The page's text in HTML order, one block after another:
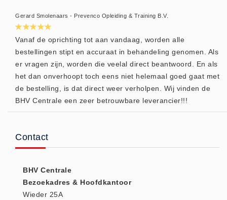
Huidverzorging (5)
Koud - Warm kompressen (3)
Overige (1)
Spieren en gewrichten (0)
Teken - Beten sets (5)
Vitamines en mineralen (0)
Eerste Hulp Paneel
Evacuatie
Evacuatie (19)
Noodverlichting (1)
Stoelen (5)
Gerard Smolenaars - Prevenco Opleiding & Training B.V.
Vanaf de oprichting tot aan vandaag, worden alle
bestellingen stipt en accuraat in behandeling genomen. Als
er vragen zijn, worden die veelal direct beantwoord. En als
het dan onverhoopt toch eens niet helemaal goed gaat met
de bestelling, is dat direct weer verholpen. Wij vinden de
BHV Centrale een zeer betrouwbare leverancier!!!
Contact
BHV Centrale
Bezoekadres & Hoofdkantoor
Wieder 25A